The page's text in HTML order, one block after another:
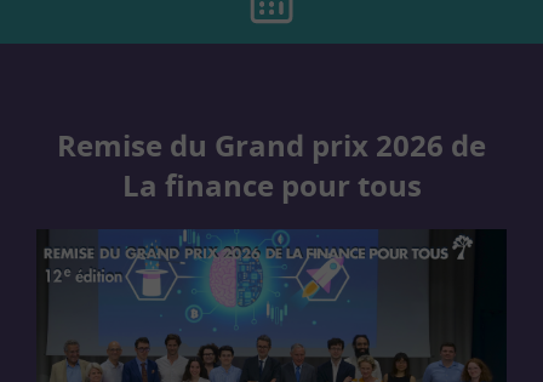
Remise du Grand prix 2026 de
La finance pour tous